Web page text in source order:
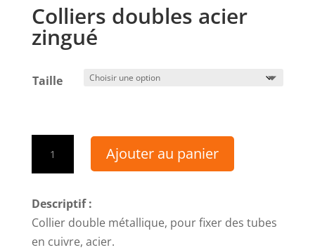
Colliers doubles acier
zingué
Taille
doubles
acier
zingué
Ajouter au panier
Descriptif :
Collier double métallique, pour fixer des tubes
en cuivre, acier.